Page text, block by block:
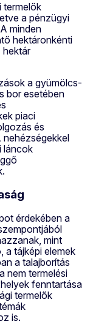
termelők
a pénzügyi
minden
hektáronkénti
hektár
a gyümölcs-
bor esetében
piaci
és
láncok
érdekében a
mint
a tájképi elemek
a talajborítás
nem termelési
fenntartása
termelők
is.